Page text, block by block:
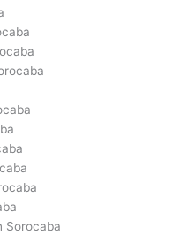
Sorocaba